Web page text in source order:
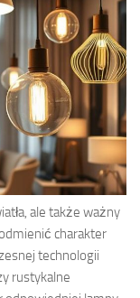
ale także ważny
charakter
technologii
rustykalne